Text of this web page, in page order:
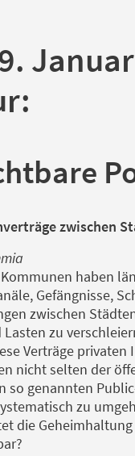
zwischen
haben
Gefängnisse,
zwischen
zu
Verträge
nicht selten der
so genannten
zu
die